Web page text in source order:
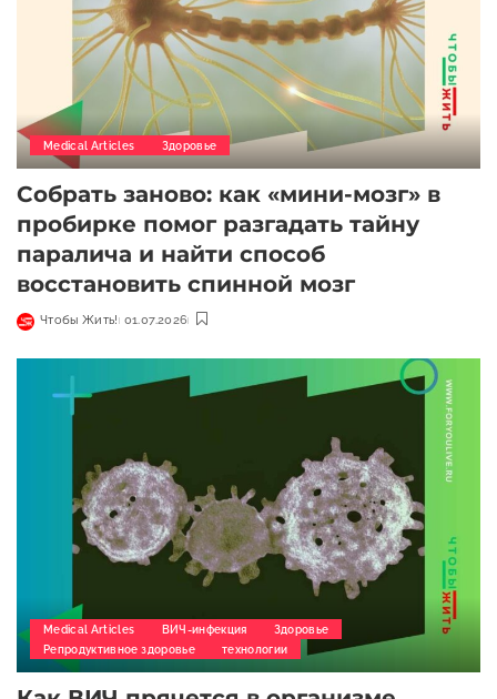
Medical Articles Здоровье
Собрать заново: как «мини-мозг» в
пробирке помог разгадать тайну
паралича и найти способ
восстановить спинной мозг
Чтобы Жить! 01.07.2026
Medical Articles ВИЧ-инфекция
Здоровье
Репродуктивное здоровье
технологии